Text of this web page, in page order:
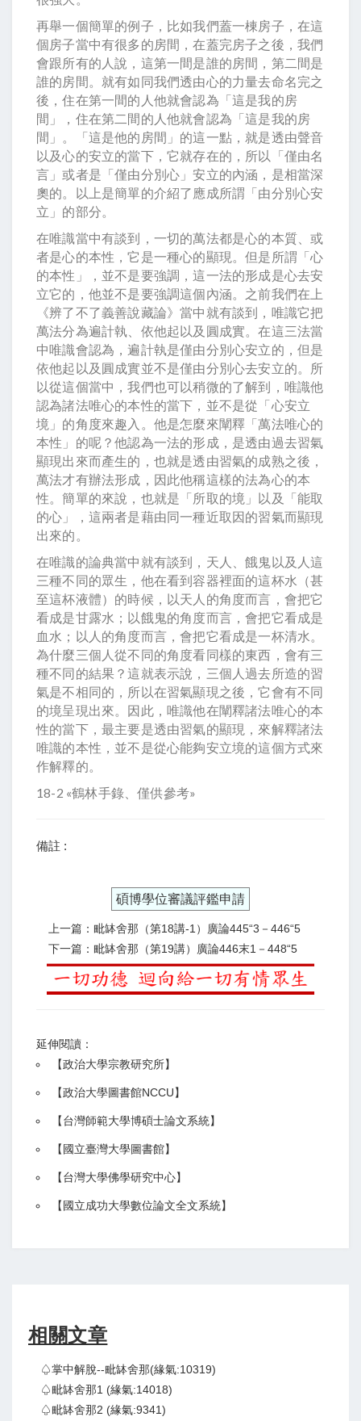
再舉一個簡單的例子，比如我們蓋一棟房子，在這
個房子當中有很多的房間，在蓋完房子之後，我們
會跟所有的人說，這第一間是誰的房間，第二間是
誰的房間。就有如同我們透由心的力量去命名完之
後，住在第一間的人他就會認為「這是我的房
間」，住在第二間的人他就會認為「這是我的房
間」。「這是他的房間」的這一點，就是透由聲音
以及心的安立的當下，它就存在的，所以「僅由名
言」或者是「僅由分別心」安立的內涵，是相當深
奧的。以上是簡單的介紹了應成所謂「由分別心安
立」的部分。
在唯識當中有談到，一切的萬法都是心的本質、或
者是心的本性，它是一種心的顯現。但是所謂「心
的本性」，並不是要強調，這一法的形成是心去安
立它的，他並不是要強調這個內涵。之前我們在上
《辨了不了義善說藏論》當中就有談到，唯識它把
萬法分為遍計執、依他起以及圓成實。在這三法當
中唯識會認為，遍計執是僅由分別心安立的，但是
依他起以及圓成實並不是僅由分別心去安立的。所
以從這個當中，我們也可以稍微的了解到，唯識他
認為諸法唯心的本性的當下，並不是從「心安立
境」的角度來趣入。他是怎麼來闡釋「萬法唯心的
本性」的呢？他認為一法的形成，是透由過去習氣
顯現出來而產生的，也就是透由習氣的成熟之後，
萬法才有辦法形成，因此他稱這樣的法為心的本
性。簡單的來說，也就是「所取的境」以及「能取
的心」，這兩者是藉由同一種近取因的習氣而顯現
出來的。
在唯識的論典當中就有談到，天人、餓鬼以及人這
三種不同的眾生，他在看到容器裡面的這杯水（甚
至這杯液體）的時候，以天人的角度而言，會把它
看成是甘露水；以餓鬼的角度而言，會把它看成是
血水；以人的角度而言，會把它看成是一杯清水。
為什麼三個人從不同的角度看同樣的東西，會有三
種不同的結果？這就表示說，三個人過去所造的習
氣是不相同的，所以在習氣顯現之後，它會有不同
的境呈現出來。因此，唯識他在闡釋諸法唯心的本
性的當下，最主要是透由習氣的顯現，來解釋諸法
唯識的本性，並不是從心能夠安立境的這個方式來
作解釋的。
18-2 «鶴林手錄、僅供參考»
備註 :
碩博學位審議評鑑申請
上一篇：毗缽舍那（第18講-1）廣論445“3－446“5
下一篇：毗缽舍那（第19講）廣論446末1－448“5
延伸閱讀：
【政治大學宗教研究所】
【政治大學圖書館NCCU】
【台灣師範大學博碩士論文系統】
【 國立臺灣大學圖書館】
【台灣大學佛學研究中心】
【 國立成功大學數位論文全文系統】
相關文章
♤掌中解脫--毗缽舍那(緣氣:10319)
♤毗缽舍那1 (緣氣:14018)
♤毗缽舍那2 (緣氣:9341)